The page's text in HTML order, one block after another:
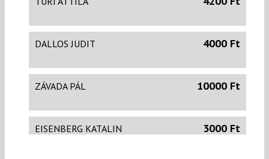
DALLOS JUDIT 4000 Ft
ZÁVADA PÁL 10000 Ft
EISENBERG KATALIN 3000 Ft